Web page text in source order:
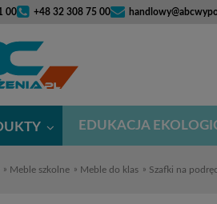
00 +48 32 308 75 00
EDUKACJA
» Meble szkolne » Meble do klas » Szafki na